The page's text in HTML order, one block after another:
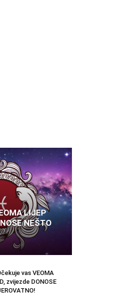
LIJEP
NEŠTO
vas VEOMA
zvijezde DONOSE